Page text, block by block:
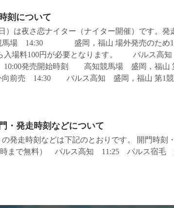
刻について
）は夜さ恋ナイター（ナイター開催）です。発
場 14:30 盛岡，福山 場外発売のため
料100円が必要となります。 パルス高
発売開始時刻 高知競馬場 盛岡，福山
前売 14:30 パルス高知 盛岡，福山 第1
・発走時刻などについて
の発走時刻などは下記のとおりです。 開門時
時まで無料） パルス高知 11:25 パルス宿